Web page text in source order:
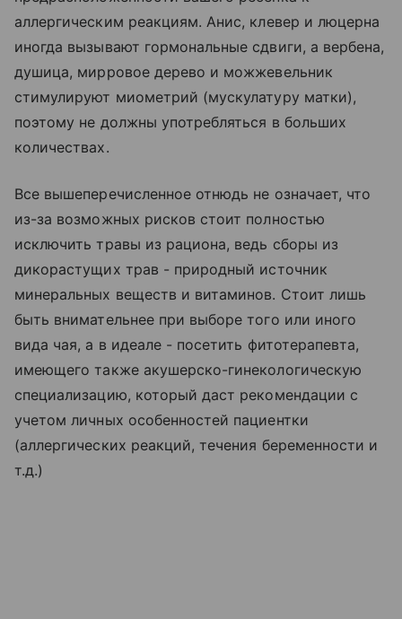
аллергическим реакциям. Анис, клевер и люцерна
иногда вызывают гормональные сдвиги, а вербена,
душица, мирровое дерево и можжевельник
стимулируют миометрий (мускулатуру матки),
поэтому не должны употребляться в больших
количествах.
Все вышеперечисленное отнюдь не означает, что
из-за возможных рисков стоит полностью
исключить травы из рациона, ведь сборы из
дикорастущих трав - природный источник
минеральных веществ и витаминов. Стоит лишь
быть внимательнее при выборе того или иного
вида чая, а в идеале - посетить фитотерапевта,
имеющего также акушерско-гинекологическую
специализацию, который даст рекомендации с
учетом личных особенностей пациентки
(аллергических реакций, течения беременности и
т.д.)